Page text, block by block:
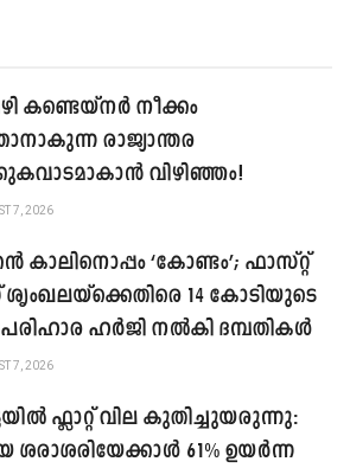
കണ്ടെയ്നർ നീക്കം
രാജ്യാന്തര
വിഴിഞ്ഞം!
7, 2026
കാലിനൊപ്പം ‘കോണ്ടം’; ഫാസ്റ്റ്
14 കോടിയുടെ
ഹർജി നൽകി ദമ്പതികൾ
7, 2026
ഫ്ലാറ്റ് വില കുതിച്ചുയരുന്നു:
ശരാശരിയേക്കാൾ 61% ഉയർന്ന